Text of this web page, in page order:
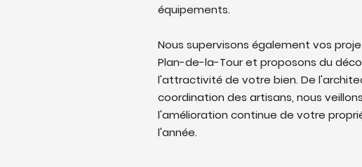
équipements.
Nous supervisons également vos
Plan-de-la-Tour et proposons du
l'attractivité de votre bien. De
coordination des artisans, nous
l'amélioration continue de votre
l'année.